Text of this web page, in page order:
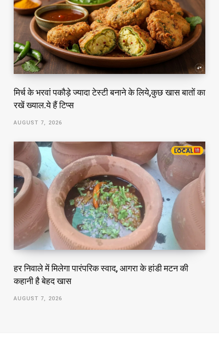
मिर्च के भरवां पकौड़े ज्यादा टेस्टी बनाने के लिये,कुछ खास बातों का
रखें ख्याल.ये हैं टिप्स
AUGUST 7, 2026
हर निवाले में मिलेगा पारंपरिक स्वाद, आगरा के हांडी मटन की
कहानी है बेहद खास
AUGUST 7, 2026